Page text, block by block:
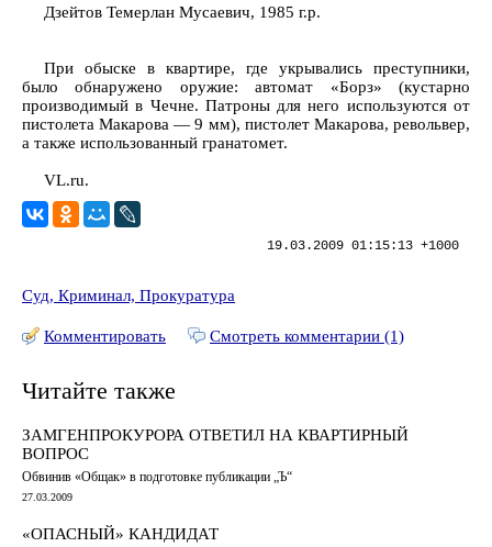
Дзейтов Темерлан Мусаевич, 1985 г.р.
При обыске в квартире, где укрывались преступники,
было обнаружено оружие: автомат «Борз» (кустарно
производимый в Чечне. Патроны для него используются от
пистолета Макарова — 9 мм), пистолет Макарова, револьвер,
а также использованный гранатомет.
VL.ru.
19.03.2009 01:15:13 +1000
Суд, Криминал, Прокуратура
Комментировать Смотреть комментарии (1)
Читайте также
ЗАМГЕНПРОКУРОРА ОТВЕТИЛ НА КВАРТИРНЫЙ
ВОПРОС
Обвинив «Общак» в подготовке публикации „Ъ“
27.03.2009
«ОПАСНЫЙ» КАНДИДАТ